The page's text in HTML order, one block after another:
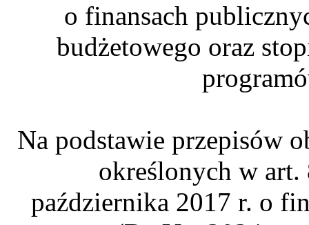
o finansach
budżetowego oraz
Na podstawie przepisów
określonych w art.
października 2017 r. o